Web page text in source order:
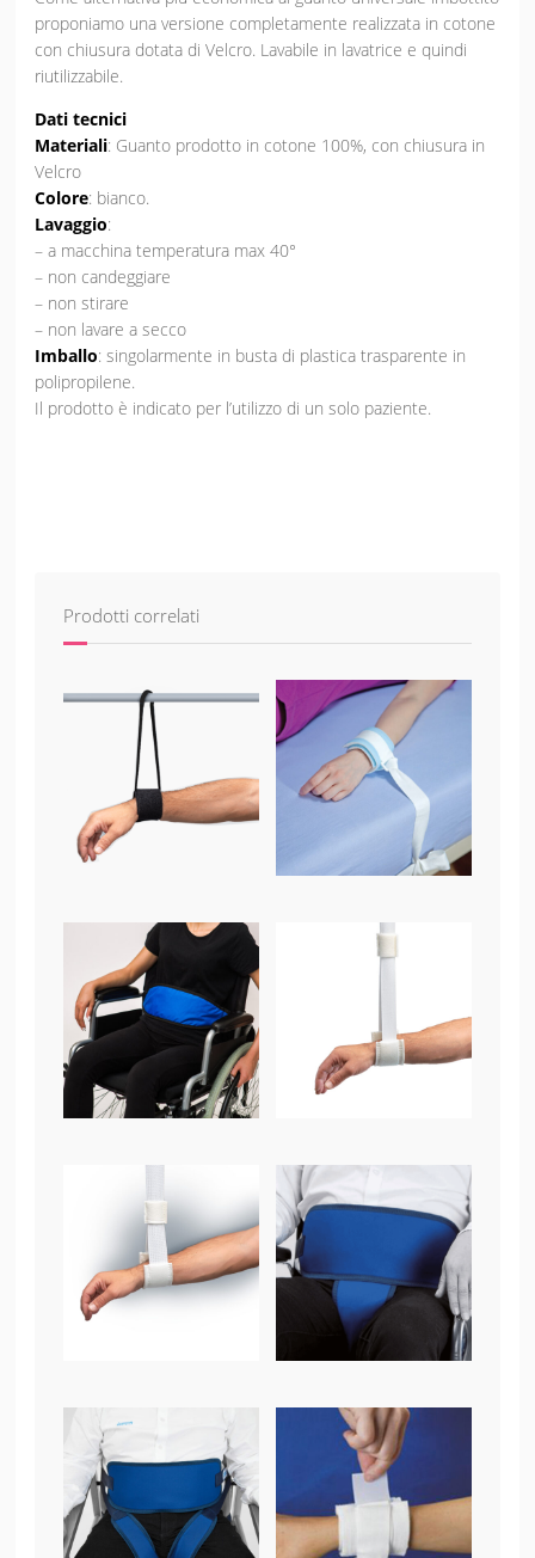
proponiamo una versione completamente realizzata in cotone
con chiusura dotata di Velcro. Lavabile in lavatrice e quindi
riutilizzabile.
Dati tecnici
Materiali: Guanto prodotto in cotone 100%, con chiusura in
Velcro
Colore: bianco.
Lavaggio:
– a macchina temperatura max 40°
– non candeggiare
– non stirare
– non lavare a secco
Imballo: singolarmente in busta di plastica trasparente in
polipropilene.
Il prodotto è indicato per l’utilizzo di un solo paziente.
Prodotti correlati